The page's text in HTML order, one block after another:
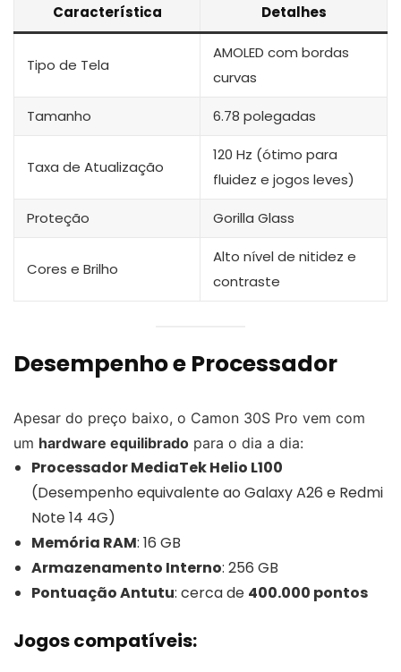
Característica Detalhes
Tipo de Tela
AMOLED com bordas
curvas
Tamanho 6.78 polegadas
Taxa de Atualização
120 Hz (ótimo para
fluidez e jogos leves)
Proteção Gorilla Glass
Cores e Brilho
Alto nível de nitidez e
contraste
Desempenho e Processador
Apesar do preço baixo, o Camon 30S Pro vem com
um hardware equilibrado para o dia a dia:
Processador MediaTek Helio L100
(Desempenho equivalente ao Galaxy A26 e Redmi
Note 14 4G)
Memória RAM: 16 GB
Armazenamento Interno: 256 GB
Pontuação Antutu: cerca de 400.000 pontos
Jogos compatíveis: